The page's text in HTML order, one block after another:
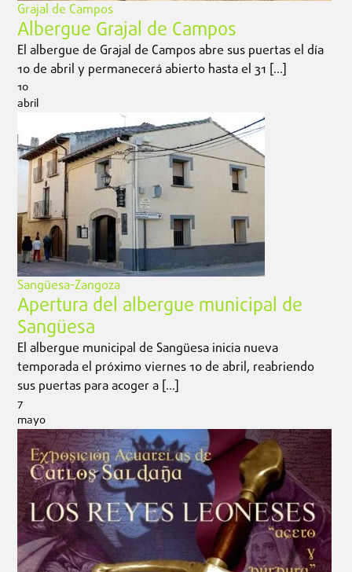
Grajal de Campos
Albergue Grajal de Campos
El albergue de Grajal de Campos abre sus puertas el día
10 de abril y permanecerá abierto hasta el 31 […]
10
abril
Sangüesa-Zangoza
Apertura del albergue municipal de
Sangüesa
El albergue municipal de Sangüesa inicia nueva
temporada el próximo viernes 10 de abril, reabriendo
sus puertas para acoger a […]
7
mayo